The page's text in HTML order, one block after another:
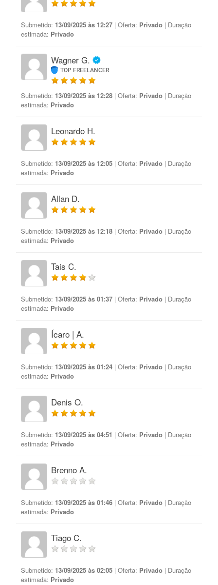
Submetido: 13/09/2025 às 12:27 | Oferta: Privado | Duração
estimada: Privado
Wagner G.
TOP FREELANCER
Submetido: 13/09/2025 às 12:28 | Oferta: Privado | Duração
estimada: Privado
Leonardo H.
Submetido: 13/09/2025 às 12:05 | Oferta: Privado | Duração
estimada: Privado
Allan D.
Submetido: 13/09/2025 às 12:18 | Oferta: Privado | Duração
estimada: Privado
Tais C.
Submetido: 13/09/2025 às 01:37 | Oferta: Privado | Duração
estimada: Privado
Ícaro | A.
Submetido: 13/09/2025 às 01:24 | Oferta: Privado | Duração
estimada: Privado
Denis O.
Submetido: 13/09/2025 às 04:51 | Oferta: Privado | Duração
estimada: Privado
Brenno A.
Submetido: 13/09/2025 às 01:46 | Oferta: Privado | Duração
estimada: Privado
Tiago C.
Submetido: 13/09/2025 às 02:05 | Oferta: Privado | Duração
estimada: Privado